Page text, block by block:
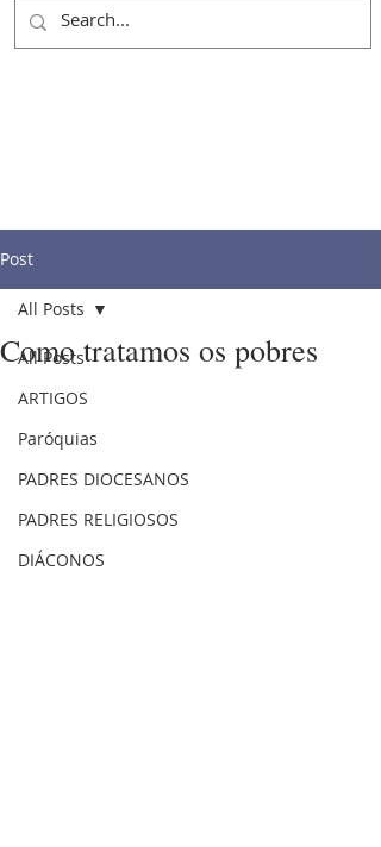
Post
All Posts
ARTIGOS
Paróquias
PADRES DIOCESANOS
PADRES RELIGIOSOS
DIÁCONOS
All Posts
Como tratamos os pobres